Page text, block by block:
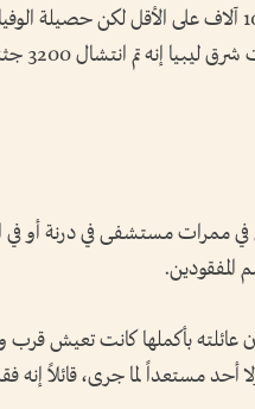
وقال مسؤولون إن هناك مخاوف من فقد أو مقتل 10 آلاف على الأقل
الآن
ممرات مستشفى في درنة أو في
المفقودين.
بأكملها كانت تعيش قرب